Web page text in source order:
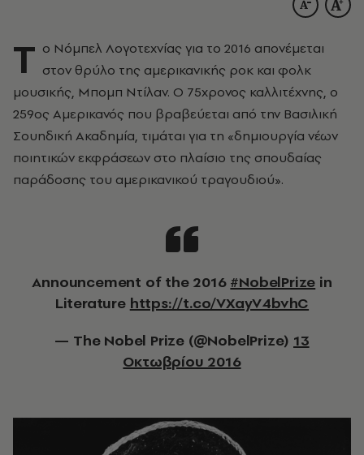
Τ ο Νόμπελ Λογοτεχνίας για το 2016 απονέμεται
στον θρύλο της αμερικανικής ροκ και φολκ
μουσικής, Μπομπ Ντίλαν. Ο 75χρονος καλλιτέχνης, ο
259ος Αμερικανός που βραβεύεται από την Βασιλική
Σουηδική Ακαδημία, τιμάται για τη «δημιουργία νέων
ποιητικών εκφράσεων στο πλαίσιο της σπουδαίας
παράδοσης του αμερικανικού τραγουδιού».
Announcement of the 2016 #NobelPrize in
Literature https://t.co/VXayV4bvhC
— The Nobel Prize (@NobelPrize) 13
Οκτωβρίου 2016